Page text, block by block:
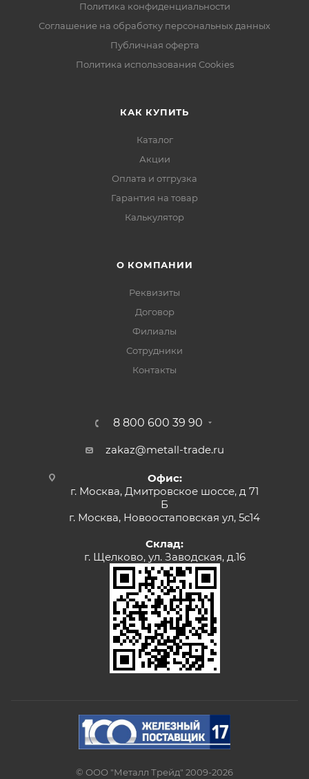
Политика конфиденциальности
Соглашение на обработку персональных данных
Публичная оферта
Политика использования Cookies
КАК КУПИТЬ
Каталог
Акции
Оплата и отгрузка
Гарантия на товар
Калькулятор
О КОМПАНИИ
Реквизиты
Договор
Филиалы
Сотрудники
Контакты
8 800 600 39 90
zakaz@metall-trade.ru
Офис:
г. Москва, Дмитровское шоссе, д 71
Б
г. Москва, Новоостаповская ул, 5с14
Склад:
г. Щелково, ул. Заводская, д.16
© ООО "Металл Трейд" 2009-2026